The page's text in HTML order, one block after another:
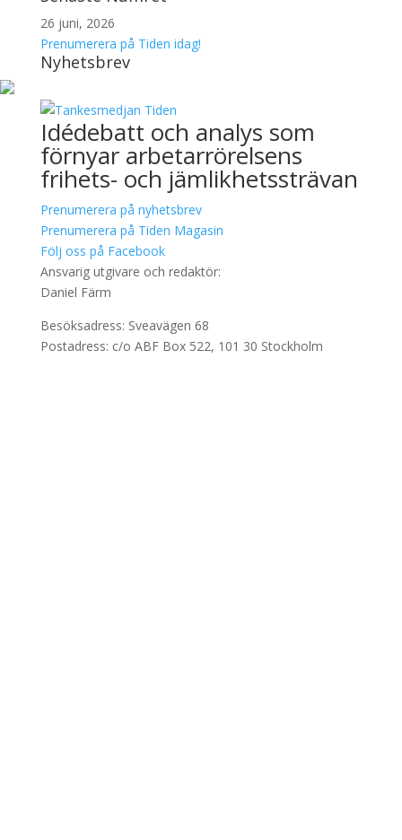
26 juni, 2026
Prenumerera på Tiden idag!
Nyhetsbrev
Idédebatt och analys som
förnyar arbetarrörelsens
frihets- och jämlikhetssträvan
Prenumerera på nyhetsbrev
Prenumerera på Tiden Magasin
Följ oss på Facebook
Ansvarig utgivare och redaktör:
Daniel Färm
Besöksadress: Sveavägen 68
Postadress: c/o ABF Box 522, 101 30 Stockholm